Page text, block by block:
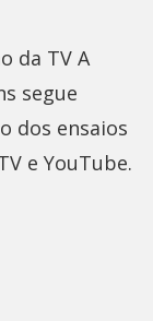
da TV A
segue
dos ensaios
e YouTube.